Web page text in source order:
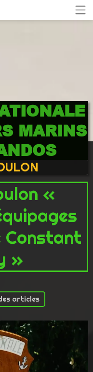
MARINS
«
Constant
»
articles